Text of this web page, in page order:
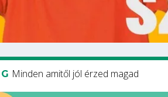
Minden amitől jól érzed magad